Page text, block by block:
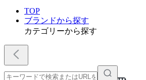
TOP
ブランドから探す
カテゴリーから探す